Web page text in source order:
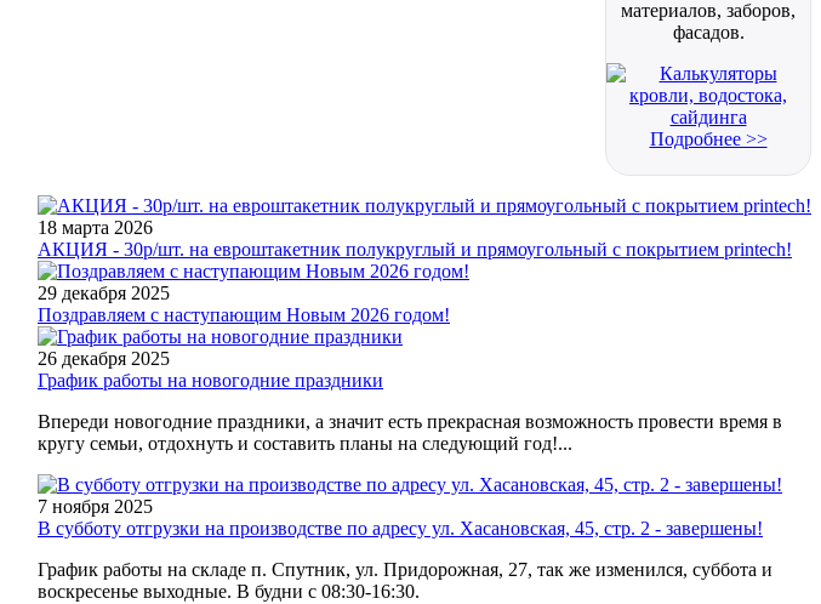
материалов, заборов,
фасадов.
Подробнее >>
18 марта 2026
АКЦИЯ - 30р/шт. на евроштакетник полукруглый и прямоугольный с покрытием printech!
29 декабря 2025
Поздравляем с наступающим Новым 2026 годом!
26 декабря 2025
График работы на новогодние праздники
Впереди новогодние праздники, а значит есть прекрасная возможность провести время в
кругу семьи, отдохнуть и составить планы на следующий год!...
7 ноября 2025
В субботу отгрузки на производстве по адресу ул. Хасановская, 45, стр. 2 - завершены!
График работы на складе п. Спутник, ул. Придорожная, 27, так же изменился, суббота и
воскресенье выходные. В будни с 08:30-16:30.